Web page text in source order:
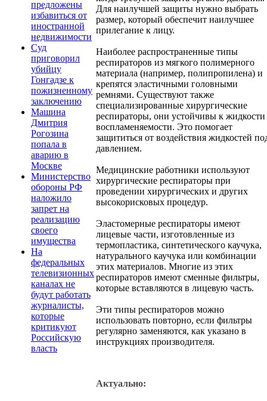
предложены
избавиться от
иностранной
недвижимости
Суд
приговорил
убийцу
Гонгадзе к
пожизненному
заключению
Машина
Дмитрия
Рогозина
попала в
аварию в
Москве
Министерство
обороны РФ
наложило
запрет на
реализацию
своего
имущества
На
федеральных
телевизионных
каналах не
будут работать
журналисты,
которые
критикуют
Российскую
власть
Для наилучшей защиты нужно выбрать
размер, который обеспечит наилучшее
прилегание к лицу.
Наиболее распространенные типы
респираторов из мягкого полимерного
материала (например, полипропилена) и
крепятся эластичными головными
ремнями. Существуют также
специализированные хирургические
респираторы, они устойчивы к
воспламеняемости. Это помогает
защититься от воздействия жидкостей
давлением.
Медицинские работники используют
хирургические респираторы при
проведении хирургических и других
высокорисковых процедур.
Эластомерные респираторы имеют
лицевые части, изготовленные из
термопластика, синтетического каучука,
натурального каучука или комбинации
этих материалов. Многие из этих
респираторов имеют сменные фильтры,
которые вставляются в лицевую часть.
Эти типы респираторов можно
использовать повторно, если фильтры
регулярно заменяются, как указано в
инструкциях производителя.
Актуально: